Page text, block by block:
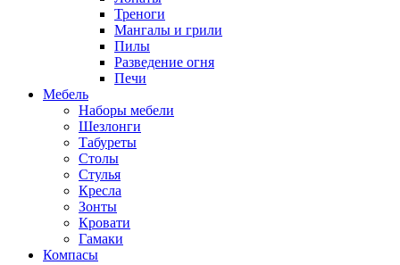
Треноги
Мангалы и грили
Пилы
Разведение огня
Печи
Мебель
Наборы мебели
Шезлонги
Табуреты
Столы
Стулья
Кресла
Зонты
Кровати
Гамаки
Компасы